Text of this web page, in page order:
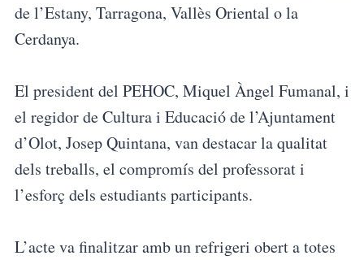
de l’Estany, Tarragona, Vallès Oriental o la
Cerdanya.
El president del PEHOC, Miquel Àngel Fumanal, i
el regidor de Cultura i Educació de l’Ajuntament
d’Olot, Josep Quintana, van destacar la qualitat
dels treballs, el compromís del professorat i
l’esforç dels estudiants participants.
L’acte va finalitzar amb un refrigeri obert a totes